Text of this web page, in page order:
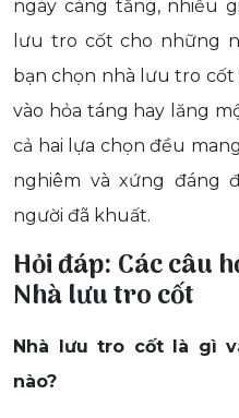
ngày càng tăng, nhiều
lưu tro cốt cho những
bạn chọn nhà lưu tro
vào hỏa táng hay lăng
cả hai lựa chọn đều
nghiêm và xứng đáng
người đã khuất.
Hỏi đáp: Các câu
Nhà lưu tro cốt
Nhà lưu tro cốt là gì
nào?